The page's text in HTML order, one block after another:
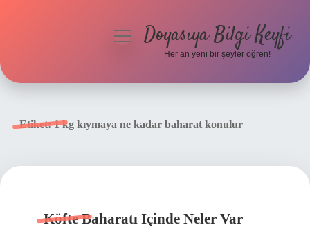
menüyüDoyasıya Bilgi Keyfi
Her an yeni bir şeyler öğren!
Etiket:1 kg kıymaya ne kadar baharat konulur
Köfte Baharatı Içinde Neler Var